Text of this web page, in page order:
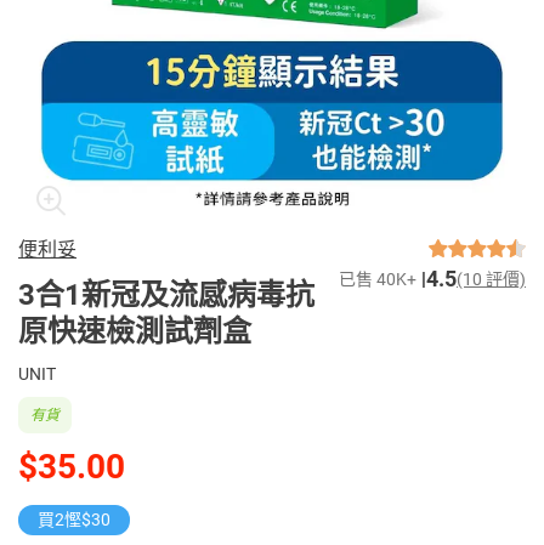
便利妥
3合1新冠及流感病毒抗
原快速檢測試劑盒
已售 40K+ 4.5(10 評價)
UNIT
$35.00
有貨
買2慳$30